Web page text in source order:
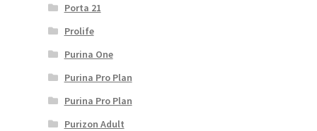
Porta 21
Prolife
Purina One
Purina Pro Plan
Purina Pro Plan
Purizon Adult